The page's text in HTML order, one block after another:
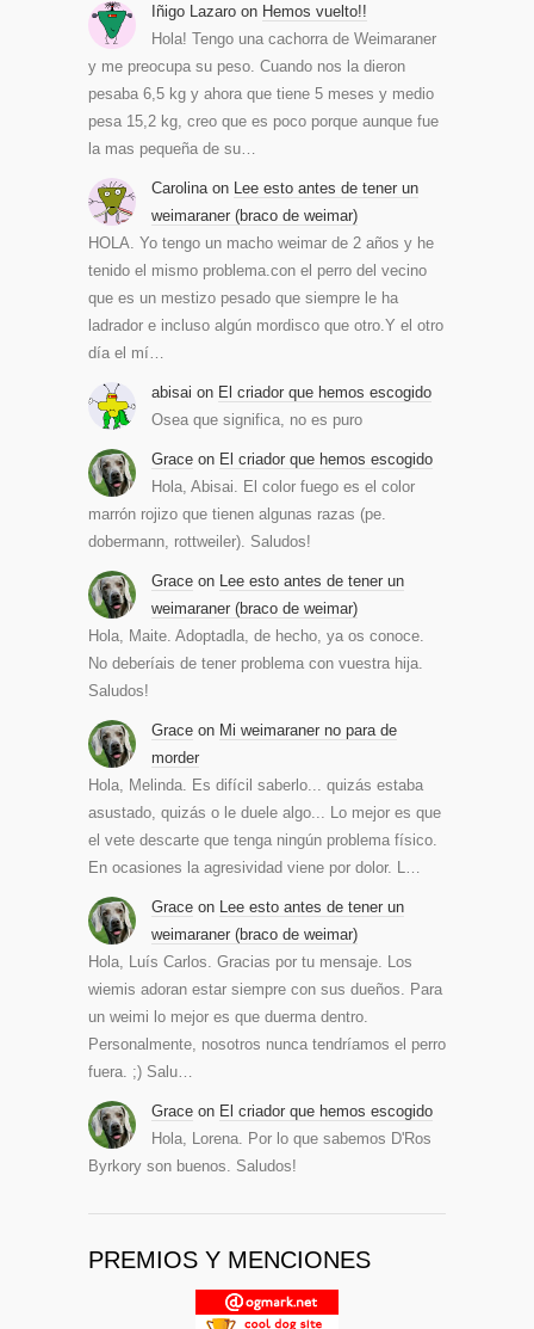
Iñigo Lazaro on Hemos vuelto!!
Hola! Tengo una cachorra de Weimaraner
y me preocupa su peso. Cuando nos la dieron
pesaba 6,5 kg y ahora que tiene 5 meses y medio
pesa 15,2 kg, creo que es poco porque aunque fue
la mas pequeña de su…
Carolina on Lee esto antes de tener un
weimaraner (braco de weimar)
HOLA. Yo tengo un macho weimar de 2 años y he
tenido el mismo problema.con el perro del vecino
que es un mestizo pesado que siempre le ha
ladrador e incluso algún mordisco que otro.Y el otro
día el mí…
abisai on El criador que hemos escogido
Osea que significa, no es puro
Grace on El criador que hemos escogido
Hola, Abisai. El color fuego es el color
marrón rojizo que tienen algunas razas (pe.
dobermann, rottweiler). Saludos!
Grace on Lee esto antes de tener un
weimaraner (braco de weimar)
Hola, Maite. Adoptadla, de hecho, ya os conoce.
No deberíais de tener problema con vuestra hija.
Saludos!
Grace on Mi weimaraner no para de
morder
Hola, Melinda. Es difícil saberlo... quizás estaba
asustado, quizás o le duele algo... Lo mejor es que
el vete descarte que tenga ningún problema físico.
En ocasiones la agresividad viene por dolor. L…
Grace on Lee esto antes de tener un
weimaraner (braco de weimar)
Hola, Luís Carlos. Gracias por tu mensaje. Los
wiemis adoran estar siempre con sus dueños. Para
un weimi lo mejor es que duerma dentro.
Personalmente, nosotros nunca tendríamos el perro
fuera. ;) Salu…
Grace on El criador que hemos escogido
Hola, Lorena. Por lo que sabemos D'Ros
Byrkory son buenos. Saludos!
PREMIOS Y MENCIONES